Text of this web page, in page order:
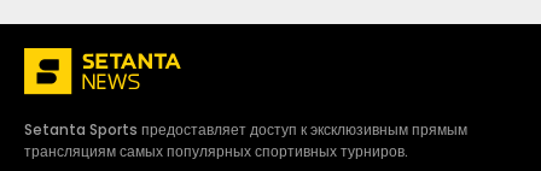
Setanta Sports предоставляет доступ к эксклюзивным прямым
трансляциям самых популярных спортивных турниров.